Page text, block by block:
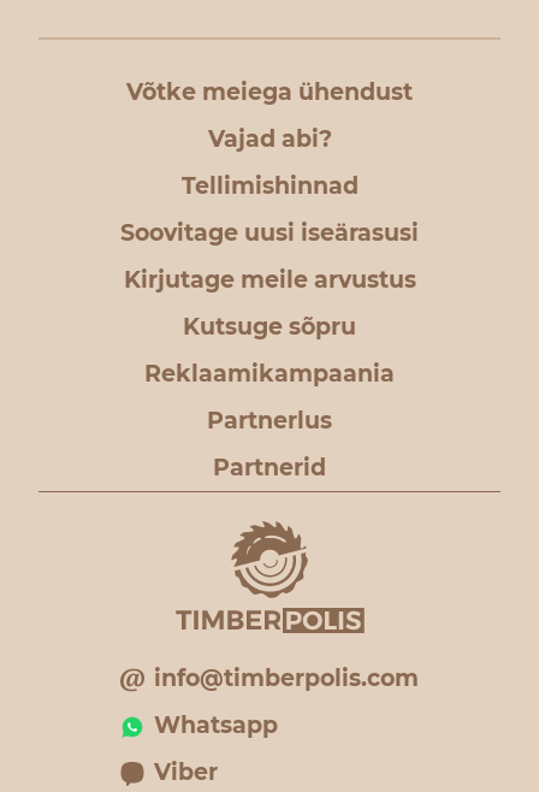
Võtke meiega ühendust
Vajad abi?
Tellimishinnad
Soovitage uusi iseärasusi
Kirjutage meile arvustus
Kutsuge sõpru
Reklaamikampaania
Partnerlus
Partnerid
info@timberpolis.com
Whatsapp
Viber